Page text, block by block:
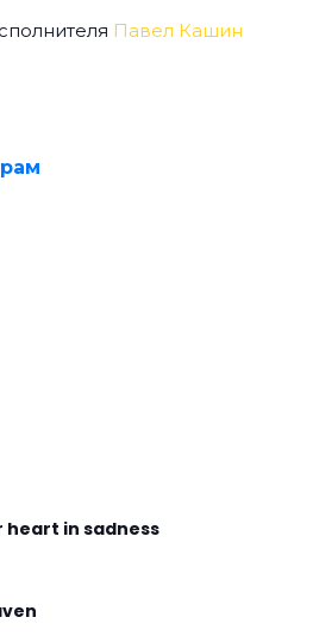
Павел Кашин
heart in sadness